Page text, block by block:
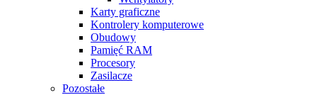
Karty graficzne
Kontrolery komputerowe
Obudowy
Pamięć RAM
Procesory
Zasilacze
Pozostałe